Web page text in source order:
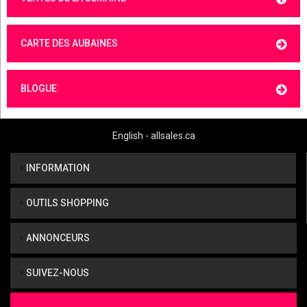
CARTE DES AUBAINES
BLOGUE
English - allsales.ca
INFORMATION
OUTILS SHOPPING
ANNONCEURS
SUIVEZ-NOUS